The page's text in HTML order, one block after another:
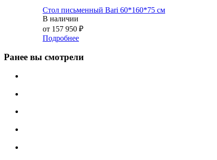
Стол письменный Bari 60*160*75 см
В наличии
от 157 950 ₽
Подробнее
Ранее вы смотрели